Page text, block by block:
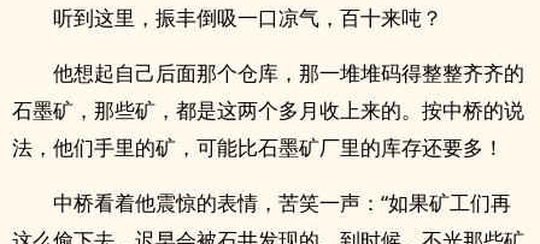
听到这里，振丰倒吸一口凉气，百十来吨？
他想起自己后面那个仓库，那一堆堆码得整整齐齐的
石墨矿，那些矿，都是这两个多月收上来的。按中桥的说
法，他们手里的矿，可能比石墨矿厂里的库存还要多！
中桥看着他震惊的表情，苦笑一声：“如果矿工们再